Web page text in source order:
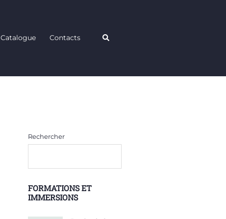
Catalogue Contacts Rechercher
Rechercher
FORMATIONS ET
IMMERSIONS